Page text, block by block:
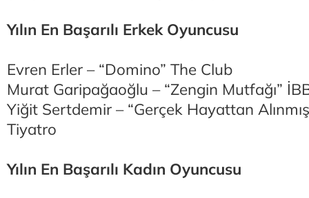
Yılın En Başarılı Erkek Oyuncusu
Evren Erler – “Domino” The Club
Murat Garipağaoğlu – “Zengin Mutfağı”
Yiğit Sertdemir – “Gerçek Hayattan
Tiyatro
Yılın En Başarılı Kadın Oyuncusu